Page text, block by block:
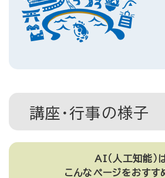
講座・行事の様子
AI（人工知能）
こんなページをおすす